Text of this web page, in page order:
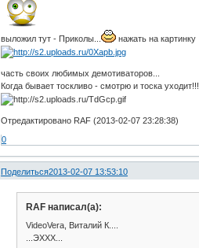
выложил тут - Приколы... нажать на картинку
часть своих любимых демотиваторов...
Когда бывает тоскливо - смотрю и тоска уходит!!!
Отредактировано RAF (2013-02-07 23:28:38)
0
Поделиться2013-02-07 13:53:10
RAF написал(а):
VideoVera, Виталий К....
...ЭХХХ...